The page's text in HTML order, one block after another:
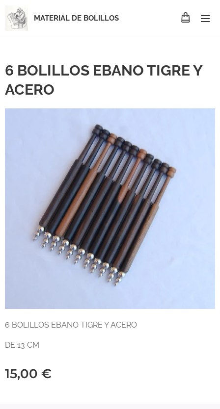
MATERIAL DE BOLILLOS
6 BOLILLOS EBANO TIGRE Y
ACERO
6 BOLILLOS EBANO TIGRE Y ACERO
DE 13 CM
15,00 €